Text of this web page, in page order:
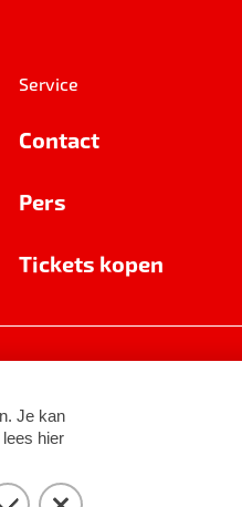
Service
Contact
Pers
Tickets kopen